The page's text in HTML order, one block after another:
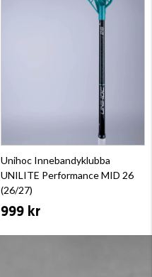
Unihoc Innebandyklubba
UNILITE Performance MID 26
(26/27)
999 kr